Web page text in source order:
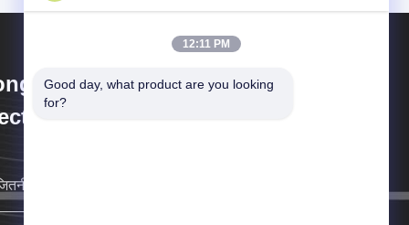
Saide
Equipment Co.,
जल्दी हो सके आप के लिए वापस आ जाएगा.
12:11 PM
Good day, what product are you looking
for?